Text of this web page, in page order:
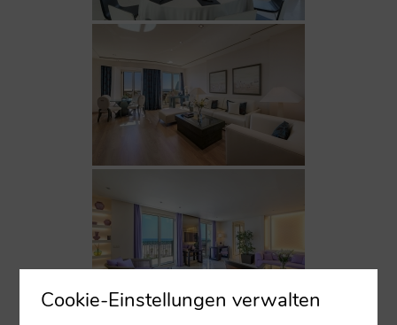
Cookie-Einstellungen verwalten